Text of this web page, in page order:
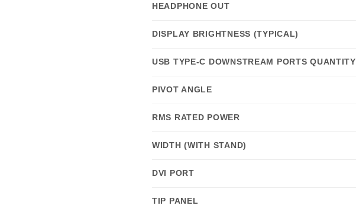
HEADPHONE OUT
DISPLAY BRIGHTNESS (TYPICAL)
USB TYPE-C DOWNSTREAM PORTS QUANTITY
PIVOT ANGLE
RMS RATED POWER
WIDTH (WITH STAND)
DVI PORT
TIP PANEL